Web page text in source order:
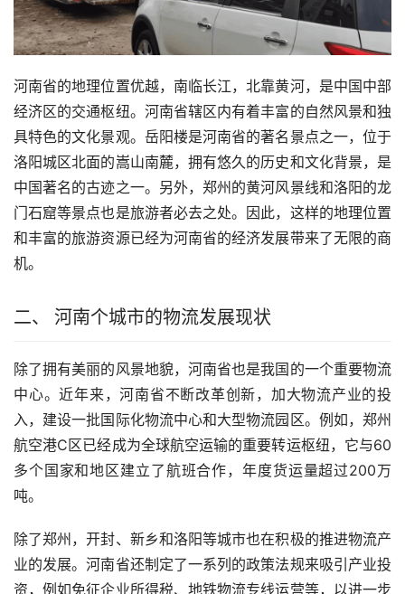
河南省的地理位置优越，南临长江，北靠黄河，是中国中部
经济区的交通枢纽。河南省辖区内有着丰富的自然风景和独
具特色的文化景观。岳阳楼是河南省的著名景点之一，位于
洛阳城区北面的嵩山南麓，拥有悠久的历史和文化背景，是
中国著名的古迹之一。另外，郑州的黄河风景线和洛阳的龙
门石窟等景点也是旅游者必去之处。因此，这样的地理位置
和丰富的旅游资源已经为河南省的经济发展带来了无限的商
机。
二、 河南个城市的物流发展现状
除了拥有美丽的风景地貌，河南省也是我国的一个重要物流
中心。近年来，河南省不断改革创新，加大物流产业的投
入，建设一批国际化物流中心和大型物流园区。例如，郑州
航空港C区已经成为全球航空运输的重要转运枢纽，它与60
多个国家和地区建立了航班合作，年度货运量超过200万
吨。
除了郑州，开封、新乡和洛阳等城市也在积极的推进物流产
业的发展。河南省还制定了一系列的政策法规来吸引产业投
资，例如免征企业所得税、地铁物流专线运营等，以进一步